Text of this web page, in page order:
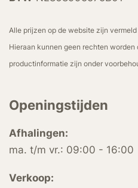
Alle prijzen op de website zijn vermeld
Hieraan kunnen geen rechten
productinformatie zijn onder
Openingstijden
Afhalingen:
ma. t/m vr.: 09:00 - 16:00
Verkoop: